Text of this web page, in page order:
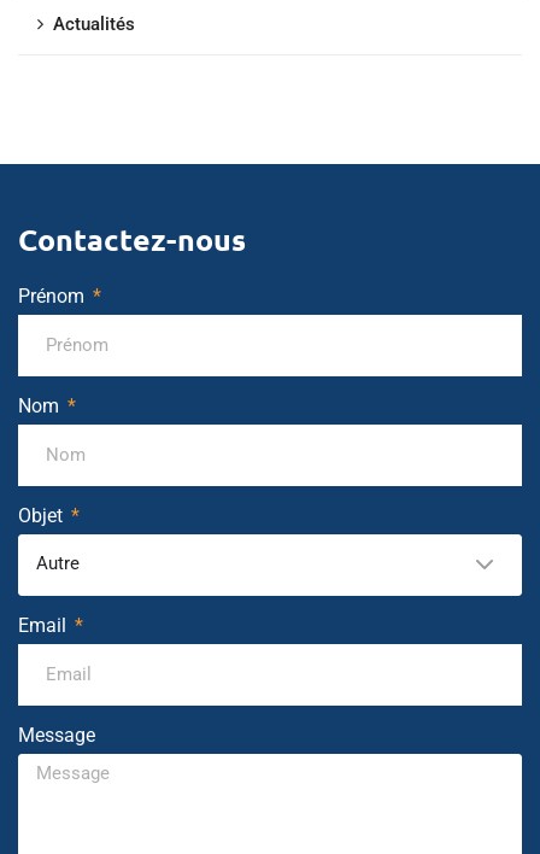
Actualités
Contactez-nous
Prénom
Nom
Objet
Autre
Email
Message